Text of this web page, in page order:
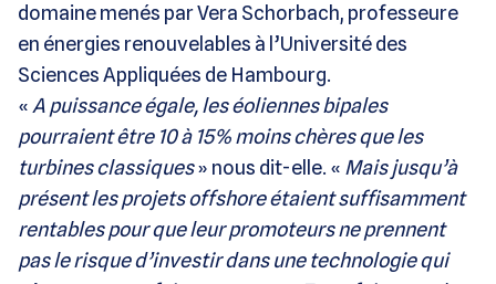
domaine menés par Vera Schorbach, professeure
en énergies renouvelables à l’Université des
Sciences Appliquées de Hambourg.
« A puissance égale, les éoliennes bipales
pourraient être 10 à 15% moins chères que les
turbines classiques» nous dit-elle. « Mais jusqu’à
présent les projets offshore étaient suffisamment
rentables pour que leur promoteurs ne prennent
pas le risque d’investir dans une technologie qui